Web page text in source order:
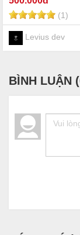
Vite boots,
(1)
Levius dev
BÌNH LUẬN (